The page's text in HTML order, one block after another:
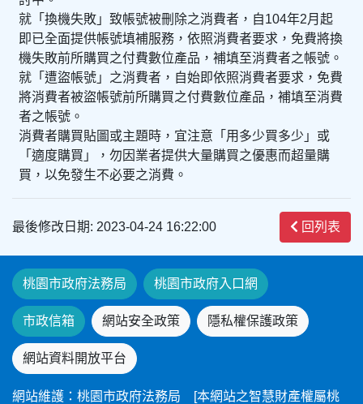
就「換機失敗」致帳號被刪除之消費者，自104年2月起
即已全面提供帳號填補服務，依照消費者要求，免費將換
機失敗前所購買之付費數位產品，補填至消費者之帳號。
就「遭盜帳號」之消費者，自始即依照消費者要求，免費
將消費者被盜帳號前所購買之付費數位產品，補填至消費
者之帳號。
消費者購買貼圖或主題時，宜注意「用多少買多少」或
「適度購買」，勿因業者提供大量購買之優惠而超量購
買，以免發生不必要之消費。
最後修改日期: 2023-04-24 16:22:00 回列表
桃園市政府法務局 桃園市政府入口網
市政信箱 網站安全政策 隱私權保護政策
網站資料開放平台
網站維護：桃園市政府法務局 [本網站之智慧財產權屬桃